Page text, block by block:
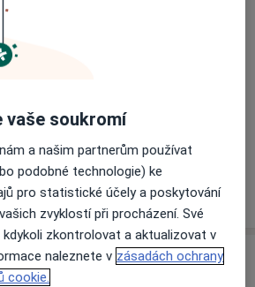
kalendář není aktivní
situaci udělat?
přijímá pacienty na pojišťovnu
Víceo adrese
vaše soukromí
a našim partnerům používat
podobné technologie) ke
pro statistické účely a poskytování
zvyklostí při procházení. Své
zkontrolovat a aktualizovat v
naleznete v zásadách ochrany
cookie.